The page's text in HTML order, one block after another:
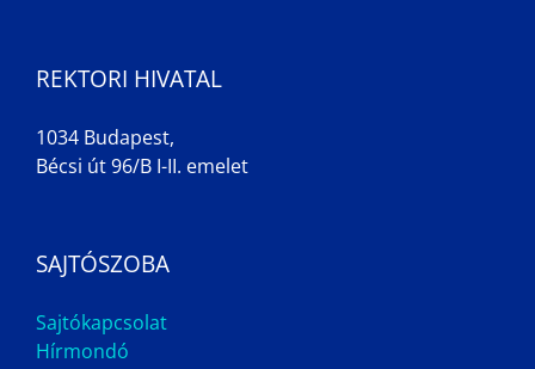
REKTORI HIVATAL
1034 Budapest,
Bécsi út 96/B I-II. emelet
SAJTÓSZOBA
Sajtókapcsolat
Hírmondó